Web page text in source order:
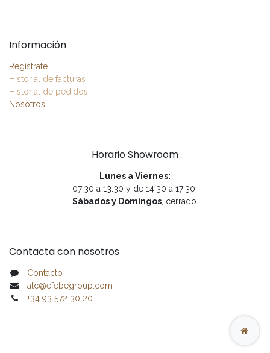
Información
Regístrate
Historial de facturas
Historial de pedidos
Nosotros
Horario Showroom
Lunes a Viernes:
07:30 a 13:30 y de 14:30 a 17:30
Sábados y Domingos, cerrado.
Contacta con nosotros
Contacto
atc@efebegroup.com
+34 93 572 30 20